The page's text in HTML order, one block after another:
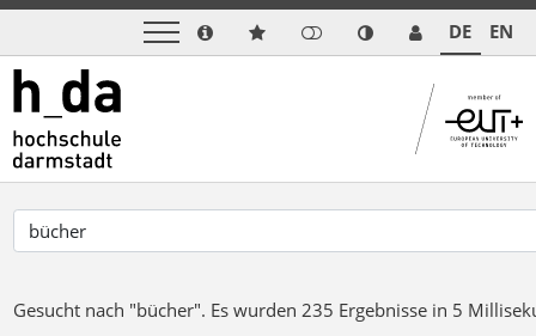
DE EN
Gesucht nach "bücher". Es wurden 235 Ergebnisse in 5